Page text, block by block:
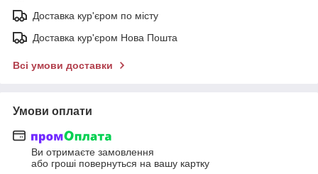
Доставка кур'єром по місту
Доставка кур'єром Нова Пошта
Всі умови доставки
Умови оплати
Ви отримаєте замовлення
або гроші повернуться на вашу картку